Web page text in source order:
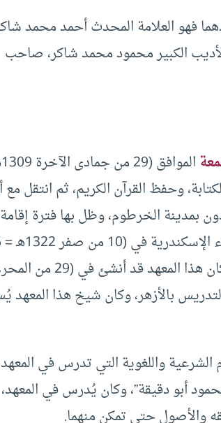
فهو العلامة المحدث أحمد محمد
الكبير محمود محمد شاكر، صاحب
والكتابة، وحفظ القرآن الكريم، ثم انتقل مع
بمدينة الخرطوم، وظل بها فترة إقامة
في
من إبريل 1904م) ألحق ابنه بمعهد الإسكندرية الديني، وكان هذا المعهد قد
فيه نظام التدريس بالأزهر، وكان شيخ هذا
واللغوية التي تدرس في
أبو دقيقة”، وكان يُدرس في المعهد،
والأصول حتى تمكن منهما.